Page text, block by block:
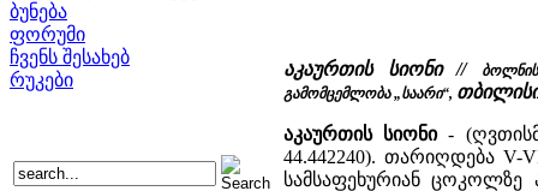
ბუნება
ფორუმი
ჩვენს შესახებ
რუკები
აკაურთის სიონი //
გამომცემლობა „საარი“,
აკაურთის სიონი-
44.442240). თარიღდება V-
სამსაფეხურიან ცოკოლზე